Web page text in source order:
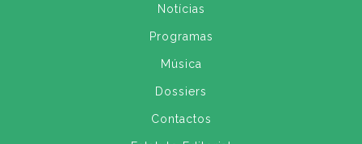
Notícias
Programas
Música
Dossiers
Contactos